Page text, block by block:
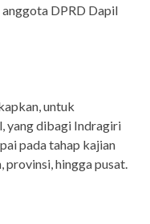
DPRD Dapil
untuk
yang dibagi Indragiri
pada tahap kajian
hingga pusat.